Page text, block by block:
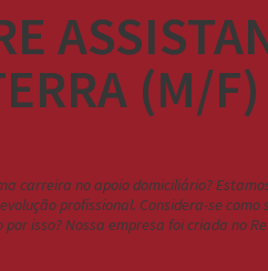
(M/F)
carreira no apoio domiciliário?
profissional. Considera-se como
isso? Nossa empresa foi criada no